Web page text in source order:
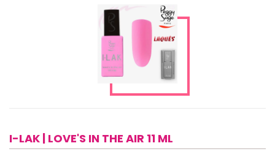
I-LAK | LOVE'S IN THE AIR 11 ML